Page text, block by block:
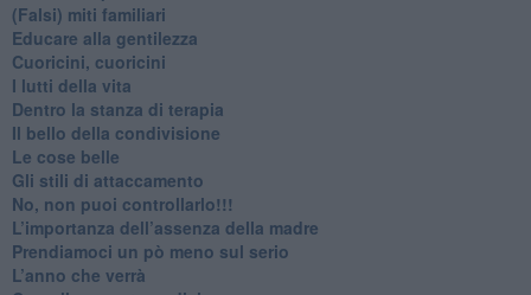
​(Falsi) miti familiari
​Educare alla gentilezza
​Cuoricini, cuoricini
I lutti della vita
​Dentro la stanza di terapia
​Il bello della condivisione
Le cose belle
​Gli stili di attaccamento
No, non puoi controllarlo!!!
​L’importanza dell’assenza della madre
​Prendiamoci un pò meno sul serio
​L’anno che verrà